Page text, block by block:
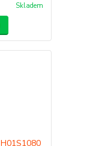
Skladem